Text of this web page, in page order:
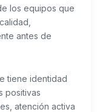
los equipos que
antes de
tiene identidad
positivas
atención activa